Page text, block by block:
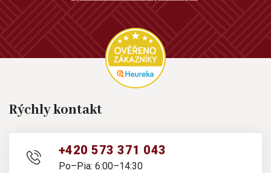
Rýchly kontakt
+420 573 371 043
Po–Pia: 6:00–14:30